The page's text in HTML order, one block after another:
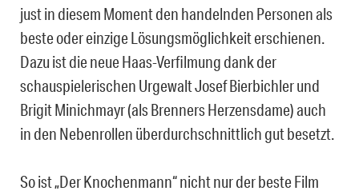
just in diesem Moment den handelnden Personen als
beste oder einzige Lösungsmöglichkeit erschienen.
Dazu ist die neue Haas-Verfilmung dank der
schauspielerischen Urgewalt Josef Bierbichler und
Brigit Minichmayr (als Brenners Herzensdame) auch
in den Nebenrollen überdurchschnittlich gut besetzt.
So ist „Der Knochenmann“ nicht nur der beste Film